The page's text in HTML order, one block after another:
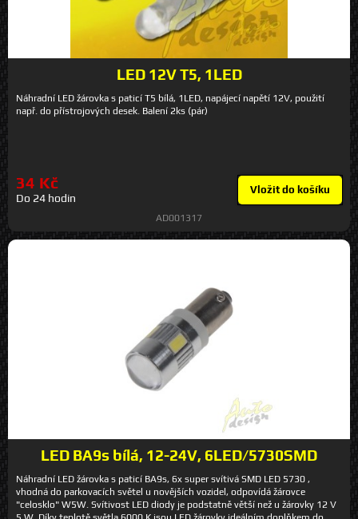
LED 12V T5, 1LED
Náhradní LED žárovka s paticí T5 bílá, 1LED, napájecí napětí 12V, použití
např. do přístrojových desek. Balení 2ks (pár)
34 Kč
Do 24 hodin
Vložit do košíku
AD001317
LED BA9s bílá, 12-24V, 6LED/5730SMD
Náhradní LED žárovka s paticí BA9s, 6x super svítivá SMD LED 5730 ,
vhodná do parkovacích světel u novějších vozidel, odpovídá žárovce
"celosklo" W5W. Svítivost LED diody je podstatně větší než u žárovky 12 V